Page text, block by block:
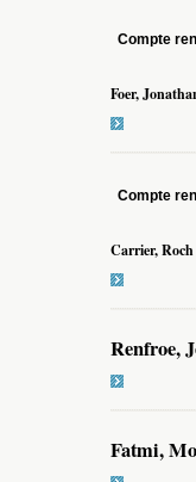
Compte
Foer,
Compte
Carrier, Roch
Renfroe,
Fatmi,